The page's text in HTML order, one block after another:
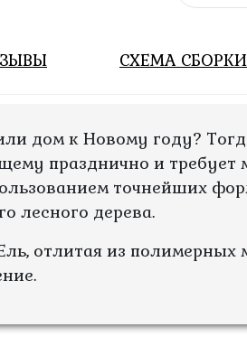
СХЕМА СБОРКИ
дом к Новому году?
празднично и
точнейших
лесного дерева.
отлитая из полимерных